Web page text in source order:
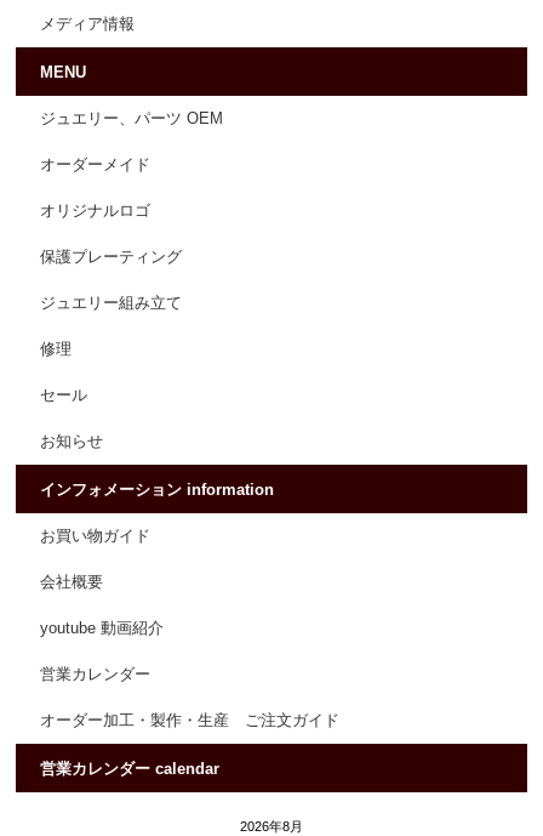
メディア情報
MENU
ジュエリー、パーツ OEM
オーダーメイド
オリジナルロゴ
保護プレーティング
ジュエリー組み立て
修理
セール
お知らせ
インフォメーション information
お買い物ガイド
会社概要
youtube 動画紹介
営業カレンダー
オーダー加工・製作・生産 ご注文ガイド
営業カレンダー calendar
2026年8月